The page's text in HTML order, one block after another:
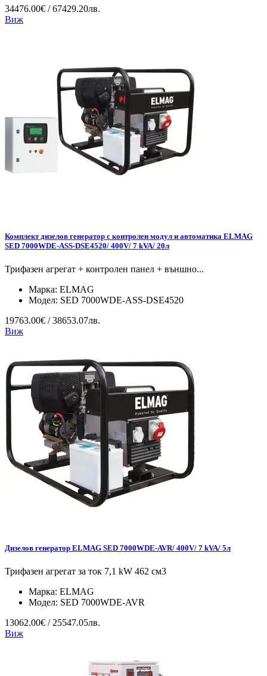
34476.00€ / 67429.20лв.
Виж
Комплект дизелов генератор с контролен модул и автоматика ELMAG
SED 7000WDE-ASS-DSE4520/ 400V/ 7 kVA/ 20л
Трифазен агрегат + контролен панел + външно...
Марка: ELMAG
Модел: SED 7000WDE-ASS-DSE4520
19763.00€ / 38653.07лв.
Виж
Дизелов генератор ELMAG SED 7000WDE-AVR/ 400V/ 7 kVA/ 5л
Трифазен агрегат за ток 7,1 kW 462 см3
Марка: ELMAG
Модел: SED 7000WDE-AVR
13062.00€ / 25547.05лв.
Виж